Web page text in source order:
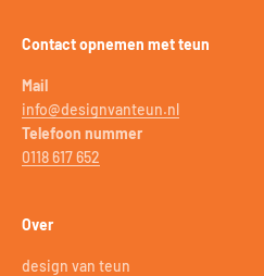
Contact opnemen met teun
Mail
info@designvanteun.nl
Telefoon nummer
0118 617 652
Over
design van teun